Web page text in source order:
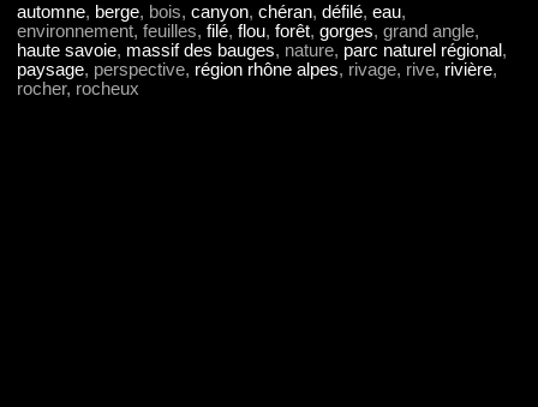
automne, berge, bois, canyon, chéran, défilé, eau,
environnement, feuilles, filé, flou, forêt, gorges, grand angle,
haute savoie, massif des bauges, nature, parc naturel régional ,
paysage, perspective, région rhône alpes, rivage, rive, rivière,
rocher, rocheux